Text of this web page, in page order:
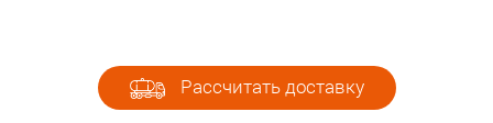
Рассчитать доставку